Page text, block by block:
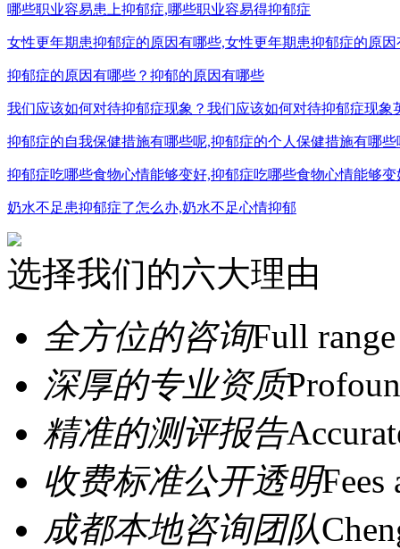
哪些职业容易患上抑郁症,哪些职业容易得抑郁症
女性更年期患抑郁症的原因有哪些,女性更年期患抑郁症的原
抑郁症的原因有哪些？抑郁的原因有哪些
我们应该如何对待抑郁症现象？我们应该如何对待抑郁症现象
抑郁症的自我保健措施有哪些呢,抑郁症的个人保健措施有哪些
抑郁症吃哪些食物心情能够变好,抑郁症吃哪些食物心情能够变
奶水不足患抑郁症了怎么办,奶水不足心情抑郁
选择我们的六大理由
全方位的咨询Full
深厚的专业资质
精准的测评报告
收费标准公开透明Fees
成都本地咨询团队